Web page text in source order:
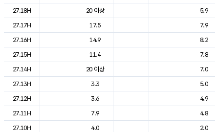
27.18H
20 이상
5.9
27.17H
17.5
7.9
27.16H
14.9
8.2
27.15H
11.4
7.8
27.14H
20 이상
7.0
27.13H
3.3
5.0
27.12H
3.6
4.9
27.11H
7.9
4.8
27.10H
4.0
2.0